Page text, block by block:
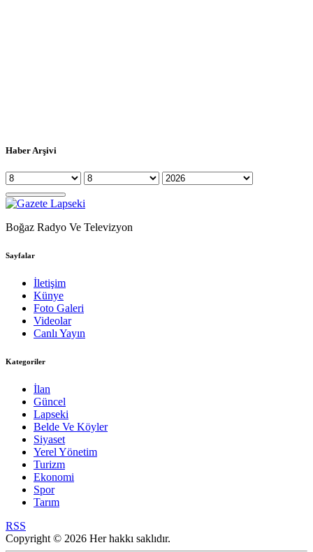
Haber Arşivi
Boğaz Radyo Ve Televizyon
Sayfalar
İletişim
Künye
Foto Galeri
Videolar
Canlı Yayın
Kategoriler
İlan
Güncel
Lapseki
Belde Ve Köyler
Siyaset
Yerel Yönetim
Turizm
Ekonomi
Spor
Tarım
RSS
Copyright © 2026 Her hakkı saklıdır.